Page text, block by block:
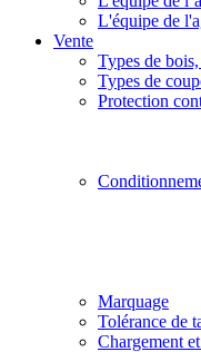
L'équipe de
Vente
Types de
Types de
Protection
Marquage
Tolérance de
Chargement